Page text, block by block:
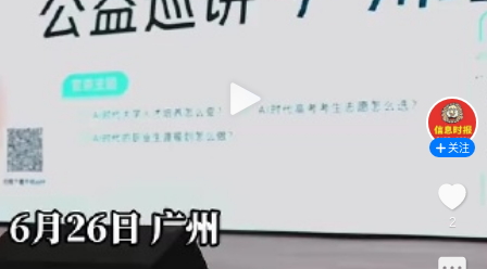
关注
2